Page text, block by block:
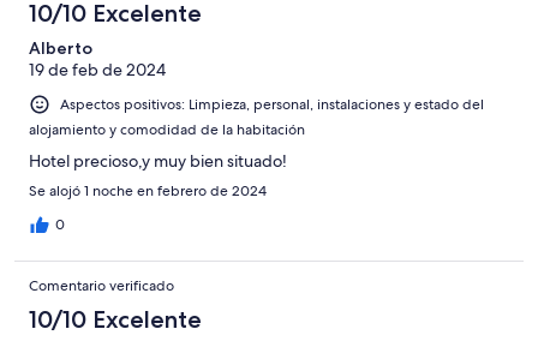
10/10 Excelente
Alberto
19 de feb de 2024
Aspectos positivos: Limpieza, personal, instalaciones y estado del
alojamiento y comodidad de la habitación
Hotel precioso,y muy bien situado!
Se alojó 1 noche en febrero de 2024
0
Comentario verificado
10/10 Excelente